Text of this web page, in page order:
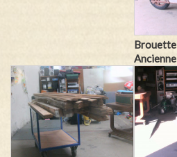
Brouette
Ancienne